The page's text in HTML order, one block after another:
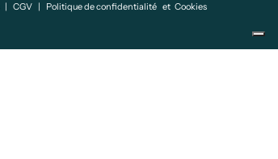
| CGV | Politique de confidentialité et Cookies